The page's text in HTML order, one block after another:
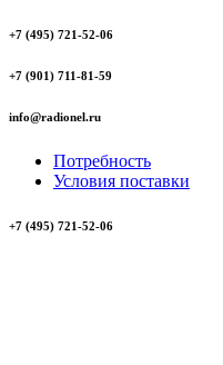
+7 (495) 721-52-06
+7 (901) 711-81-59
info@radionel.ru
Потребность
Условия поставки
+7 (495) 721-52-06